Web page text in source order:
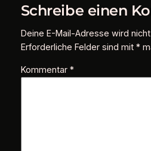
Schreibe einen
Deine E-Mail-Adresse wird
Erforderliche Felder sind mit *
Kommentar *